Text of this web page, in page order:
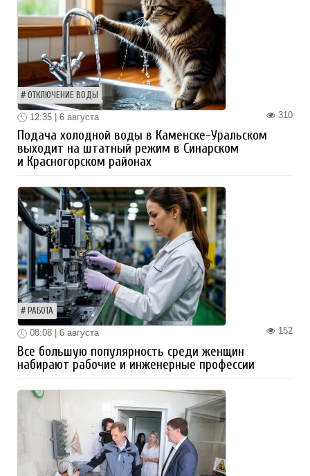
ОТКЛЮЧЕНИЕ ВОДЫ
310
12:35 | 6 августа
Подача холодной воды в Каменске-Уральском
выходит на штатный режим в Синарском
и Красногорском районах
РАБОТА
152
08:08 | 6 августа
Все большую популярность среди женщин
набирают рабочие и инженерные профессии